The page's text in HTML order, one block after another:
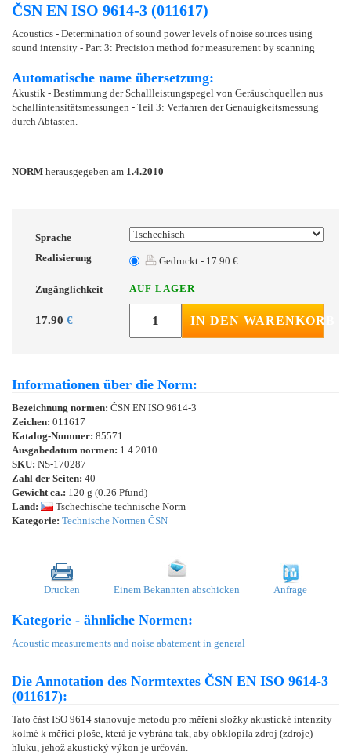
ČSN EN ISO 9614-3 (011617)
Acoustics - Determination of sound power levels of noise sources using
sound intensity - Part 3: Precision method for measurement by scanning
Automatische name übersetzung:
Akustik - Bestimmung der Schallleistungspegel von Geräuschquellen aus
Schallintensitätsmessungen - Teil 3: Verfahren der Genauigkeitsmessung
durch Abtasten.
NORM herausgegeben am 1.4.2010
Sprache
Realisierung
Gedruckt - 17.90 €
Zugänglichkeit AUF LAGER
17.90 € IN DEN WARENKORB
Informationen über die Norm:
Bezeichnung normen: ČSN EN ISO 9614-3
Zeichen: 011617
Katalog-Nummer: 85571
Ausgabedatum normen: 1.4.2010
SKU: NS-170287
Zahl der Seiten: 40
Gewicht ca.: 120 g (0.26 Pfund)
Land:
Tschechische technische Norm
Kategorie: Technische Normen ČSN
Drucken Einem Bekannten abschicken Anfrage
Kategorie - ähnliche Normen:
Acoustic measurements and noise abatement in general
Die Annotation des Normtextes ČSN EN ISO 9614-3
(011617):
Tato část ISO 9614 stanovuje metodu pro měření složky akustické intenzity
kolmé k měřicí ploše, která je vybrána tak, aby obklopila zdroj (zdroje)
hluku, jehož akustický výkon je určován.